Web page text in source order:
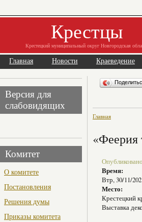
Крестцы
Крестецкий муниципальный округ Новгородская
Главная Новости Краеведение
Версия для
слабовидящих
Комитет
О комитете
Постановления
Решения думы
Приказы комитета
Главная
«Феерия
Время:
Втр, 30/11/
Место:
Крестецкий
Выставка